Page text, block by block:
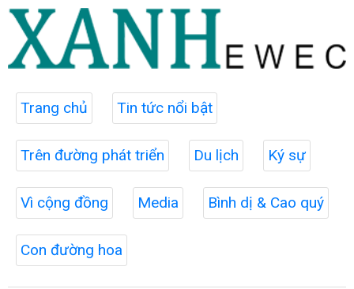
Trang chủ Tin tức nổi bật
Trên đường phát triển Du lịch Ký sự
Vì cộng đồng Media Bình dị & Cao quý
Con đường hoa